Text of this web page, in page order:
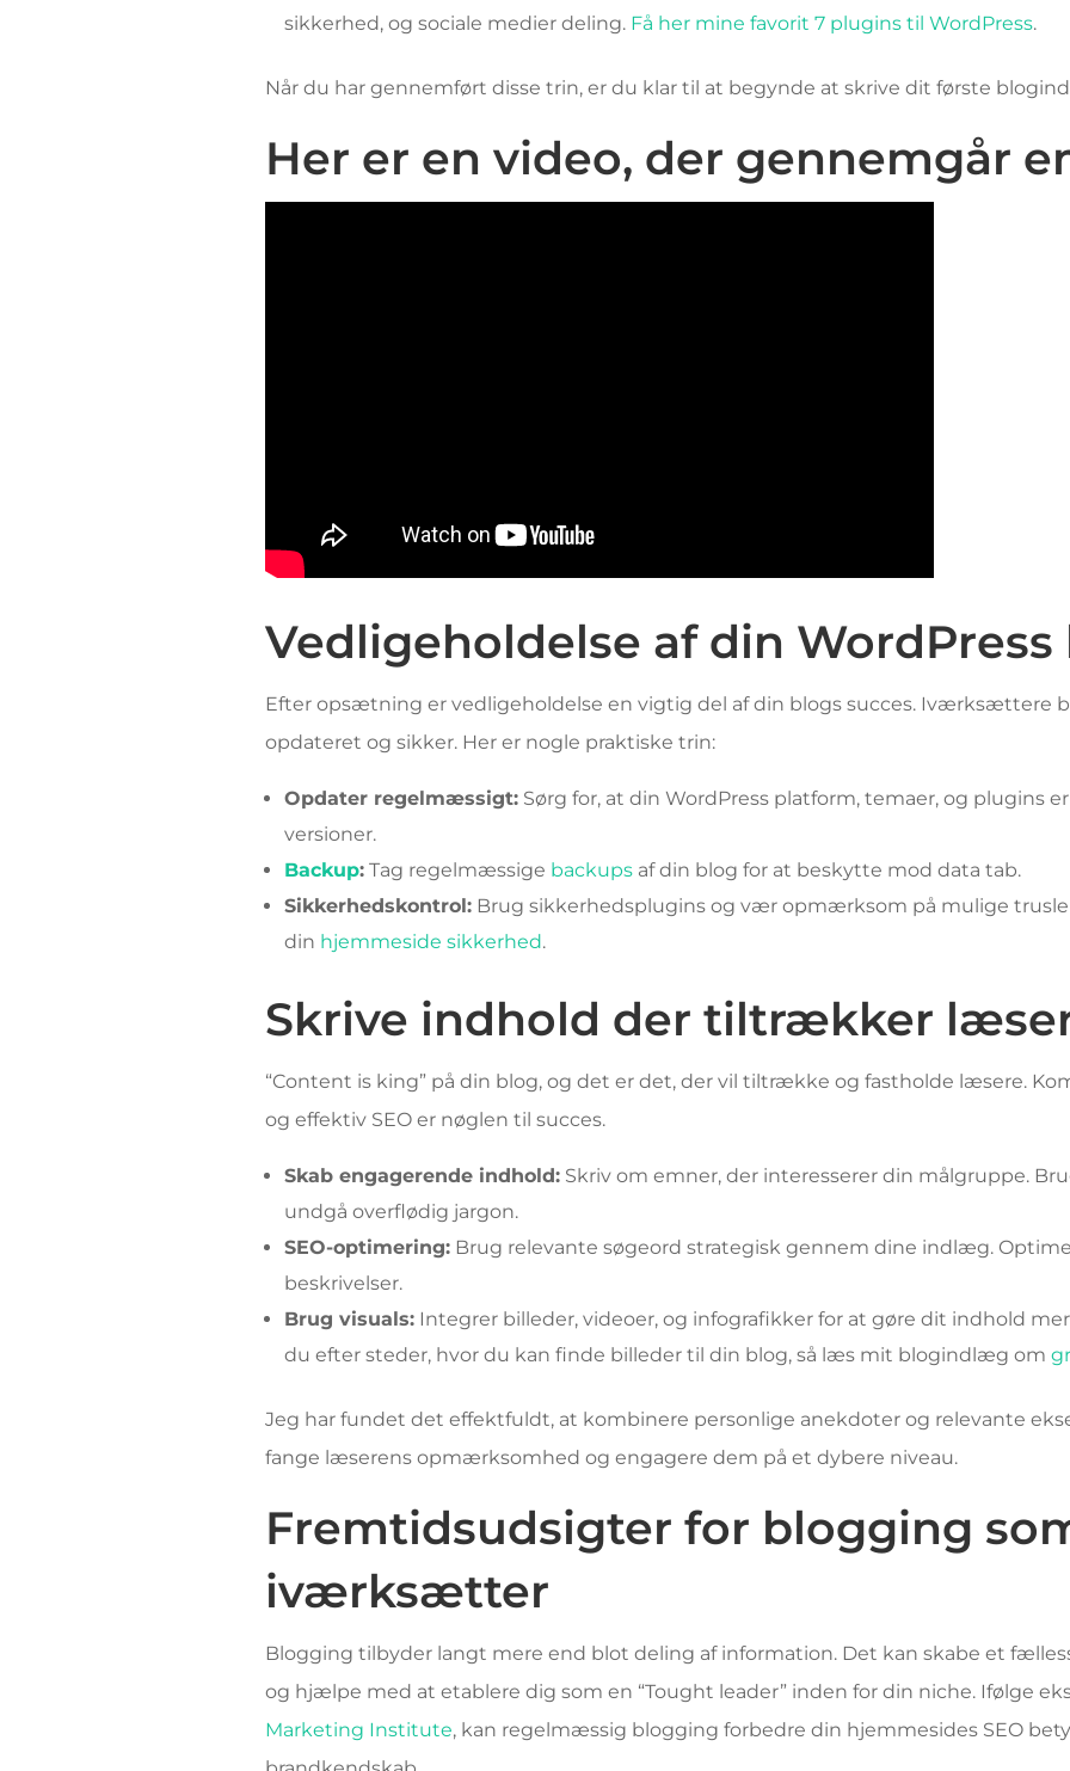
sikkerhed, og sociale medier deling. Få her mine favorit 7 plugins til WordPress.
Når du har gennemført disse trin, er du klar til at begynde at skrive dit første
Her er en video, der gennemgår
Vedligeholdelse af din WordPress
Efter opsætning er vedligeholdelse en vigtig del af din blogs succes. Iværksættere
opdateret og sikker. Her er nogle praktiske trin:
Opdater regelmæssigt: Sørg for, at din WordPress platform, temaer, og plugins
versioner.
Backup: Tag regelmæssige backups af din blog for at beskytte mod data tab.
Sikkerhedskontrol: Brug sikkerhedsplugins og vær opmærksom på mulige
din hjemmeside sikkerhed.
Skrive indhold der tiltrækker
“Content is king” på din blog, og det er det, der vil tiltrække og fastholde læsere.
og effektiv SEO er nøglen til succes.
Skab engagerende indhold: Skriv om emner, der interesserer din målgruppe.
undgå overflødig jargon.
SEO-optimering: Brug relevante søgeord strategisk gennem dine indlæg.
beskrivelser.
Brug visuals: Integrer billeder, videoer, og infografikker for at gøre dit indhold
du efter steder, hvor du kan finde billeder til din blog, så læs mit blogindlæg om
Jeg har fundet det effektfuldt, at kombinere personlige anekdoter og relevante
fange læserens opmærksomhed og engagere dem på et dybere niveau.
Fremtidsudsigter for blogging
iværksætter
Blogging tilbyder langt mere end blot deling af information. Det kan skabe et
og hjælpe med at etablere dig som en “Tought leader” inden for din niche. Ifølge
Marketing Institute, kan regelmæssig blogging forbedre din hjemmesides SEO